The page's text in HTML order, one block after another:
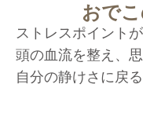
おでこ
ストレスポイント
頭の血流を整え、
自分の静けさに戻